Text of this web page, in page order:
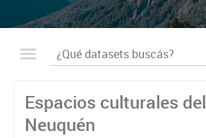
Espacios culturales del
Neuquén